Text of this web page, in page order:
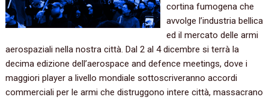
cortina fumogena che
avvolge l’industria bellica
ed il mercato delle armi
aerospaziali nella nostra città. Dal 2 al 4 dicembre si terrà la
decima edizione dell’aerospace and defence meetings, dove i
maggiori player a livello mondiale sottoscriveranno accordi
commerciali per le armi che distruggono intere città, massacrano